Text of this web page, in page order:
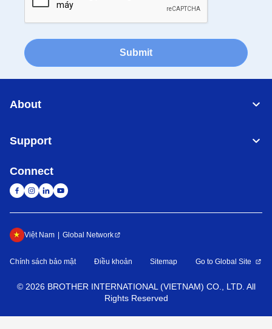
Submit
About
Support
Connect
Việt Nam Global Network
Chính sách bảo mật Điều khoản Sitemap Go to Global Site
© 2026 BROTHER INTERNATIONAL (VIETNAM) CO., LTD. All
Rights Reserved